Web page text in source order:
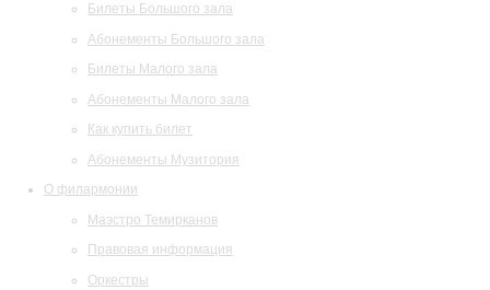
Билеты Большого зала
Абонементы Большого зала
Билеты Малого зала
Абонементы Малого зала
Как купить билет
Абонементы Музитория
О филармонии
Маэстро Темирканов
Правовая информация
Оркестры